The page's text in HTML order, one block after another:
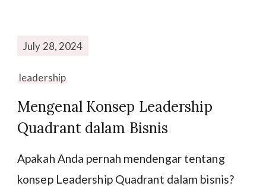
July 28, 2024
leadership
Mengenal Konsep Leadership
Quadrant dalam Bisnis
Apakah Anda pernah mendengar tentang
konsep Leadership Quadrant dalam bisnis?